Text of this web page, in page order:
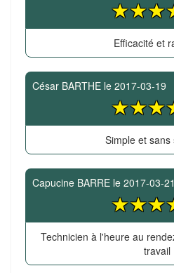
Efficacité et
César BARTHE le 2017-03-19
Simple et sans
Capucine BARRE le 2017-03-21
Technicien à l'heure au
travail